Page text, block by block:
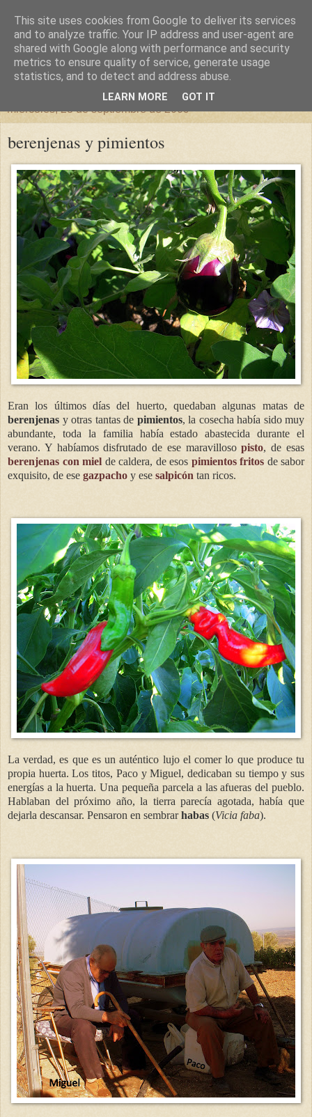
un sitio diferente
una casa para crecer, un castillo para soñar
miércoles, 23 de septiembre de 2009
berenjenas y pimientos
Eran los últimos días del huerto, quedaban algunas matas de
berenjenas y otras tantas de pimientos, la cosecha había sido muy
abundante, toda la familia había estado abastecida durante el
verano. Y habíamos disfrutado de ese maravillosopisto, de esas
berenjenas con miel de caldera, de esos pimientos fritos de sabor
exquisito, de ese gazpacho y ese salpicón tan ricos.
La verdad, es que es un auténtico lujo el comer lo que produce tu
propia huerta. Los titos, Paco y Miguel, dedicaban su tiempo y sus
energías a la huerta. Una pequeña parcela a las afueras del pueblo.
Hablaban del próximo año, la tierra parecía agotada, había que
dejarla descansar. Pensaron en sembrarhabas (Vicia faba).
This site uses cookies from Google to deliver its services
and to analyze traffic. Your IP address and user-agent are
shared with Google along with performance and security
metrics to ensure quality of service, generate usage
statistics, and to detect and address abuse.
LEARN MORE GOT IT